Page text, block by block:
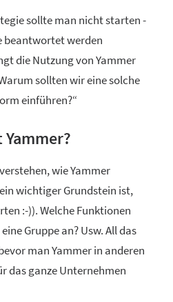
sollte man nicht starten -
beantwortet werden
die Nutzung von Yammer
sollten wir eine solche
einführen?“
wie Yammer
wichtiger Grundstein ist,
:-)). Welche Funktionen
Gruppe an? Usw. All das
man Yammer in anderen
das ganze Unternehmen